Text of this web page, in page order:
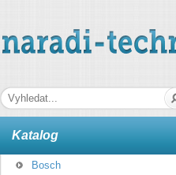
naradi-technika.cz
Katalog
Bosch
Hledaná fráze